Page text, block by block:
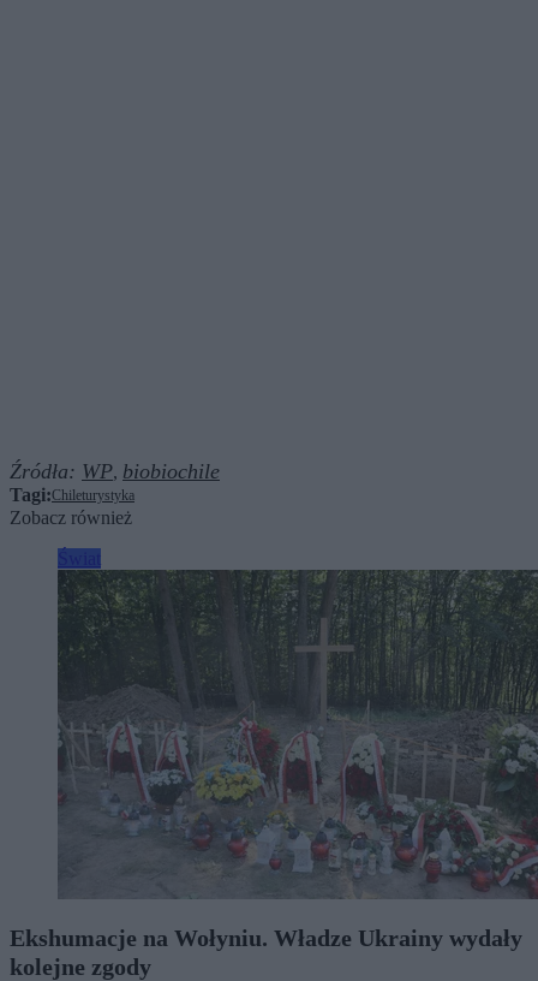
Źródła: WP, biobiochile
Tagi:Chileturystyka
Zobacz również
Ekshumacje na Wołyniu. Władze Ukrainy wydały
kolejne zgody